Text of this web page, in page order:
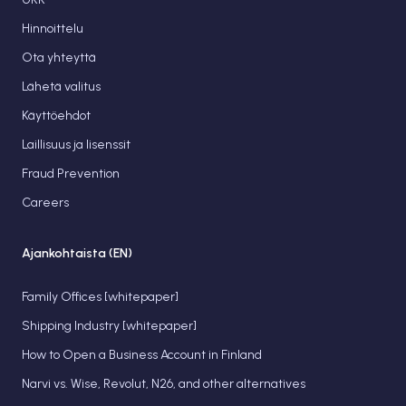
Hinnoittelu
Ota yhteyttä
Lähetä valitus
Käyttöehdot
Laillisuus ja lisenssit
Fraud Prevention
Careers
Ajankohtaista (EN)
Family Offices [whitepaper]
Shipping Industry [whitepaper]
How to Open a Business Account in Finland
Narvi vs. Wise, Revolut, N26, and other alternatives